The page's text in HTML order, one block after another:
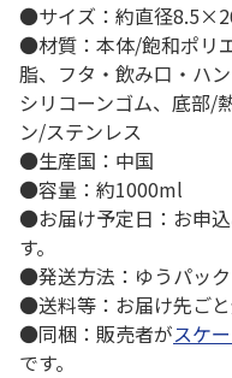
●サイズ：約直径
●材質：本体/飽和ポリ
脂、フタ・飲み口・ハ
シリコーンゴム、底部/
ン/ステンレス
●生産国：中国
●容量：約1000ml
●お届け予定日：お申
す。
●発送方法：ゆうパック
●送料等：お届け先ご
●同梱：販売者がスケ
です。